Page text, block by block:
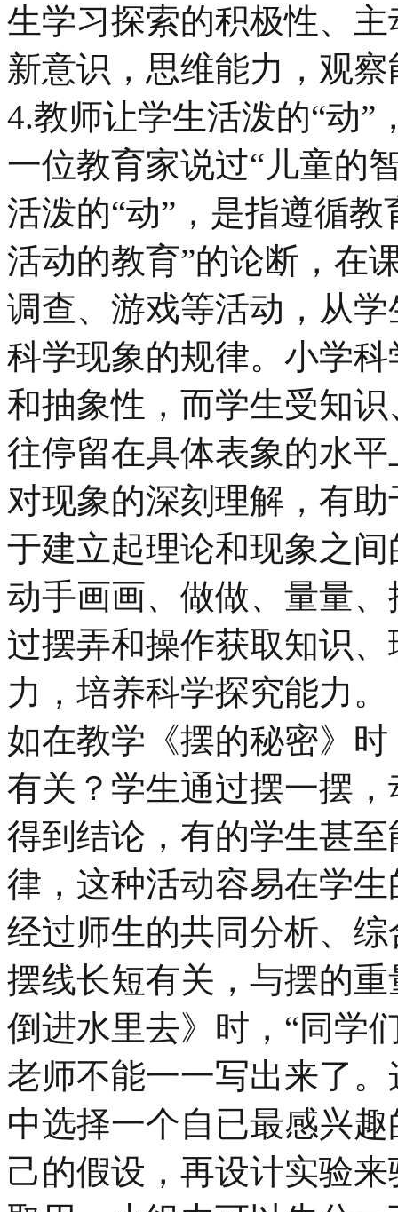
生学习探索的积极性、
新意识，思维能力，观
4.教师让学生活泼的“动”
一位教育家说过“儿童的
活泼的“动”，是指遵循
活动的教育”的论断，在
调查、游戏等活动，从
科学现象的规律。小学
和抽象性，而学生受知
往停留在具体表象的水
对现象的深刻理解，有
于建立起理论和现象之
动手画画、做做、量量
过摆弄和操作获取知识
力，培养科学探究能力。
如在教学《摆的秘密》
有关？学生通过摆一摆
得到结论，有的学生甚
律，这种活动容易在学
经过师生的共同分析、
摆线长短有关，与摆的
倒进水里去》时，“同学
老师不能一一写出来了
中选择一个自已最感兴
己的假设，再设计实验